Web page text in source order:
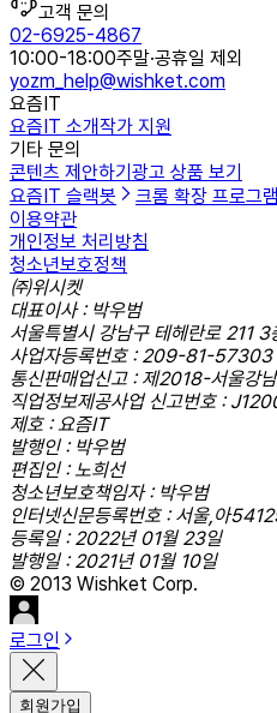
고객 문의
02-6925-4867
10:00-18:00주말·공휴일 제외
yozm_help@wishket.com
요즘IT
요즘IT 소개작가 지원
기타 문의
콘텐츠 제안하기 광고 상품 보기
요즘IT 슬랙봇
크롬 확장 프로그램
이용약관
개인정보 처리방침
청소년보호정책
㈜위시켓
대표이사 : 박우범
서울특별시 강남구 테헤란로 211
사업자등록번호 : 209-81-57303
통신판매업신고 : 제2018-서울강
직업정보제공사업 신고번호 :
제호 : 요즘IT
발행인 : 박우범
편집인 : 노희선
청소년보호책임자 : 박우범
인터넷신문등록번호 : 서울,아
등록일 : 2022년 01월 23일
발행일 : 2021년 01월 10일
© 2013 Wishket Corp.
로그인
회원가입